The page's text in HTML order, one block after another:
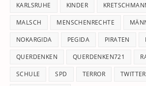
KARLSRUHE KINDER
MALSCH MENSCHENRECHTE
NOKARGIDA PEGIDA PIRATEN
QUERDENKEN QUERDENKEN721
SCHULE SPD TERROR TWITTER